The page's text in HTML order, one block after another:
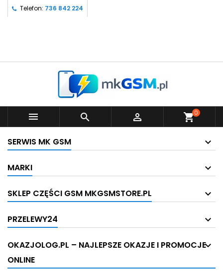
Telefon: 736 842 224
   shopping_cart0
SERWIS MK GSM
MARKI
SKLEP CZĘŚCI GSM MKGSMSTORE.PL
PRZELEWY24
OKAZJOLOG.PL – NAJLEPSZE OKAZJE I PROMOCJE
ONLINE